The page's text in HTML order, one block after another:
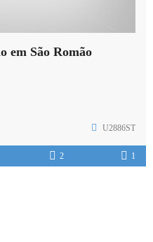
em São Romão
U2886ST
2 1